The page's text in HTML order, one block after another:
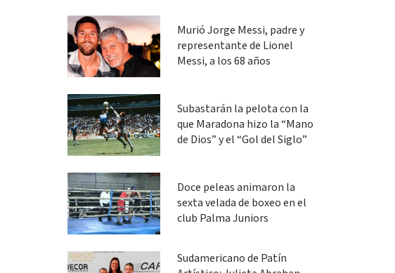
Murió Jorge Messi, padre y
representante de Lionel
Messi, a los 68 años
Subastarán la pelota con la
que Maradona hizo la “Mano
de Dios” y el “Gol del Siglo”
Doce peleas animaron la
sexta velada de boxeo en el
club Palma Juniors
Sudamericano de Patín